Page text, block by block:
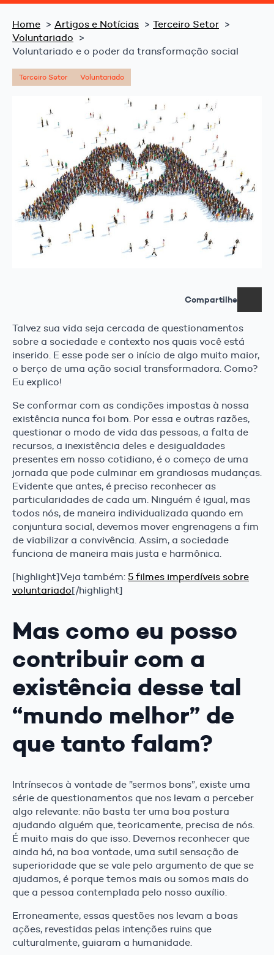
Home Artigos e Notícias
Terceiro Setor
Voluntariado
Voluntariado e o poder da transformação social
Terceiro Setor Voluntariado
Compartilhe
Talvez sua vida seja cercada de questionamentos
sobre a sociedade e contexto nos quais você está
inserido. E esse pode ser o início de algo muito maior,
o berço de uma ação social transformadora. Como?
Eu explico!
Se conformar com as condições impostas à nossa
existência nunca foi bom. Por essa e outras razões,
questionar o modo de vida das pessoas, a falta de
recursos, a inexistência deles e desigualdades
presentes em nosso cotidiano, é o começo de uma
jornada que pode culminar em grandiosas mudanças.
Evidente que antes, é preciso reconhecer as
particularidades de cada um. Ninguém é igual, mas
todos nós, de maneira individualizada quando em
conjuntura social, devemos mover engrenagens a fim
de viabilizar a convivência. Assim, a sociedade
funciona de maneira mais justa e harmônica.
[highlight]Veja também: 5 filmes imperdíveis sobre
voluntariado[/highlight]
Mas como eu posso
contribuir com a
existência desse tal
“mundo melhor” de
que tanto falam?
Intrínsecos à vontade de ”sermos bons”, existe uma
série de questionamentos que nos levam a perceber
algo relevante: não basta ter uma boa postura
ajudando alguém que, teoricamente, precisa de nós.
É muito mais do que isso. Devemos reconhecer que
ainda há, na boa vontade, uma sutil sensação de
superioridade que se vale pelo argumento de que se
ajudamos, é porque temos mais ou somos mais do
que a pessoa contemplada pelo nosso auxílio.
Erroneamente, essas questões nos levam a boas
ações, revestidas pelas intenções ruins que
culturalmente, guiaram a humanidade.